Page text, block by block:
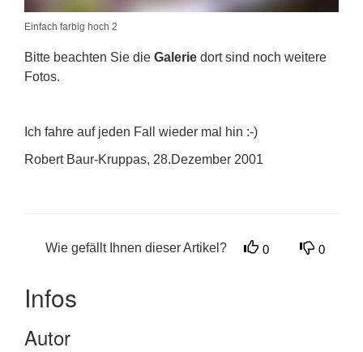
Einfach farbig hoch 2
Bitte beachten Sie die Galerie dort sind noch weitere
Fotos.
Ich fahre auf jeden Fall wieder mal hin :-)
Robert Baur-Kruppas, 28.Dezember 2001
Wie gefällt Ihnen dieser Artikel? 0 0
Infos
Autor